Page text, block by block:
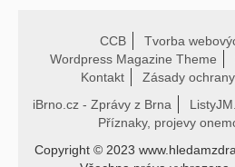
CCB
Tvorba
Wordpress Magazine Theme
Kontakt
Zásady
iBrno.cz - Zprávy z Brna
Příznaky, projevy
Copyright © 2023